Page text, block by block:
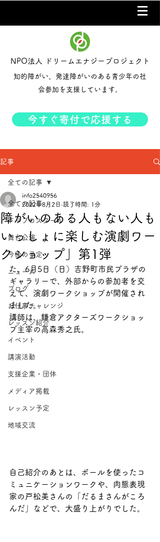
NPO法人 ドリームエナジープロジェクト
知的障がい、発達障がいのある青少年の社
会参加を支援しています。
今すぐ寄付で応援する
記事
全ての記事
ドリプロスクール
舞台公演
今後の予定
ニュース
ブログ
お仕事チャレンジ
レッスン紹介
イベント
講演活動
支援企業・団体
メディア掲載
レッスン予定
地域交流
全ての記事
障がいのある人もない人も
いっしょに楽しむ演劇ワー
クショップ」第1弾
info2540956
2022年8月2日 読了時間: 1分
た。6月5日（日）吉野町市民プラザの
ギャラリーで、外部からの参加者を交
えて、演劇ワークショップが開催され
ました。
講師は、鎌倉アクターズワークショッ
プ主宰の高森秀之氏。
自己紹介のあとは、ボールを使ったコ
ミュニケーションワークや、肉態表現
家の戸松美さんの「だるまさんがころ
んだ」などで、大盛り上がりでした。